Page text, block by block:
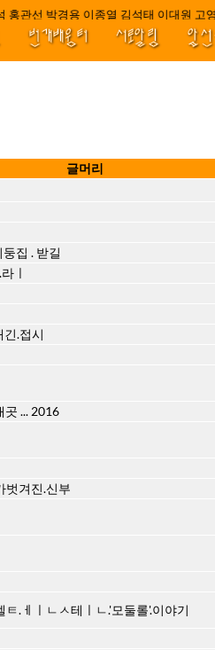
홍관선 박경용 이종열 김석태 이대원 고
번개배움터 서로알림 앞
글머리
집 . 받길
ㅣ
긴.접시
곳 ... 2016
벗겨진.신부
.ㅔㅣㄴㅅ테ㅣㄴ.'모둘롤'.이야기